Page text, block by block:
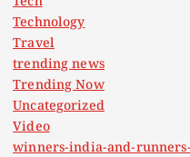
Technology
Travel
trending news
Trending Now
Uncategorized
Video
winners-india-and-